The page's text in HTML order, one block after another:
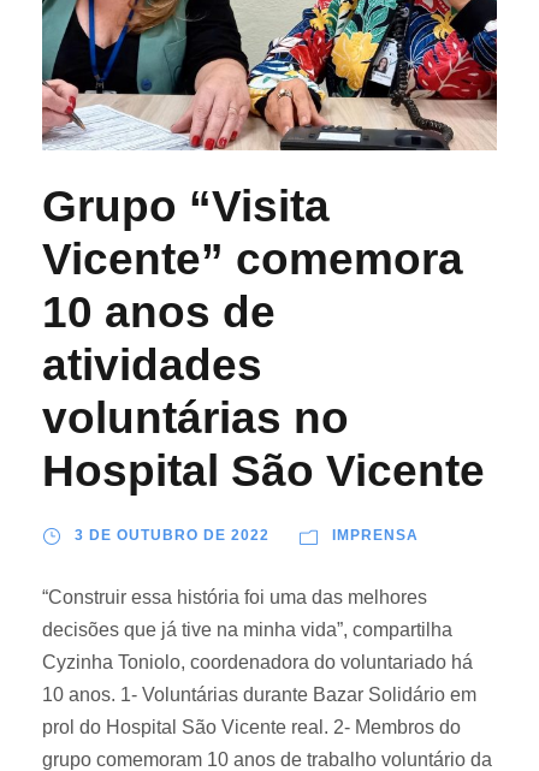
Grupo “Visita
Vicente” comemora
10 anos de
atividades
voluntárias no
Hospital São Vicente
3 DE OUTUBRO DE 2022 IMPRENSA
“Construir essa história foi uma das melhores
decisões que já tive na minha vida”, compartilha
Cyzinha Toniolo, coordenadora do voluntariado há
10 anos. 1- Voluntárias durante Bazar Solidário em
prol do Hospital São Vicente real. 2- Membros do
grupo comemoram 10 anos de trabalho voluntário da